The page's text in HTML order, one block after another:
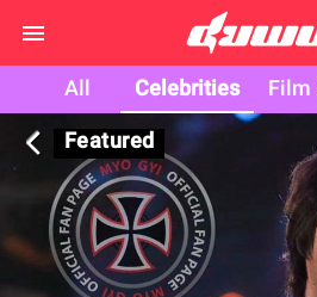
All Celebrities Film
Featured
arrow_back_ios